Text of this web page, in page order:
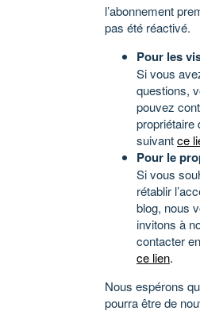
l’abonnement
pas été réactivé.
Pour les
Si vous
questions,
pouvez
propriétaire
suivantce
Pour le
Si vous
rétablir
blog, nous
invitons à
contacter
ce lien.
Nous espérons
pourra être de